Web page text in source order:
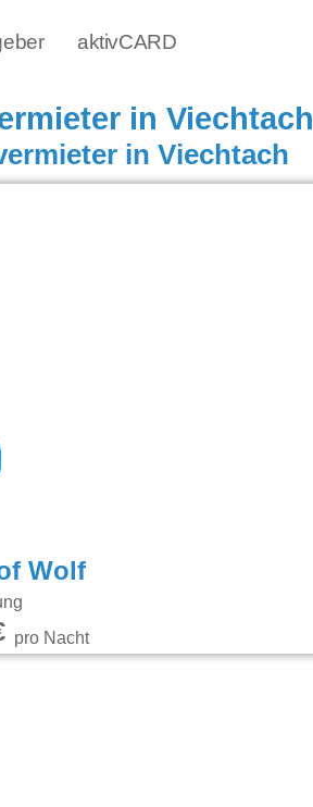
aktivCARD
in Viechtach
in Viechtach
Wolf
pro Nacht